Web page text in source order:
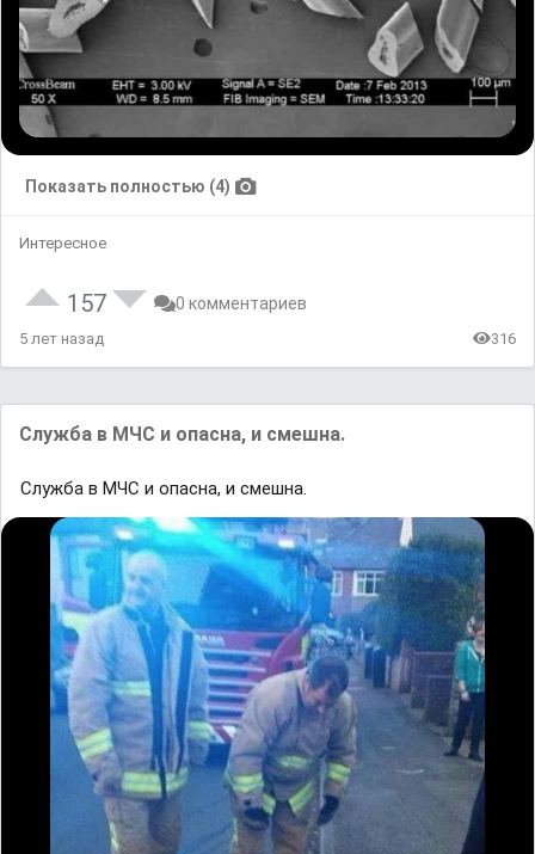
Показать полностью (4)
Интересное
157 0 комментариев
5 лет назад 316
Служба в МЧС и опасна, и смешна.
Служба в МЧС и опасна, и смешна.